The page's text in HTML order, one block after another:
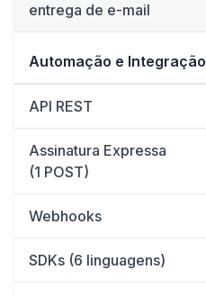
entrega de e-mail
Automação e Integração
API REST
Assinatura Expressa
(1 POST)
Webhooks
SDKs (6 linguagens)